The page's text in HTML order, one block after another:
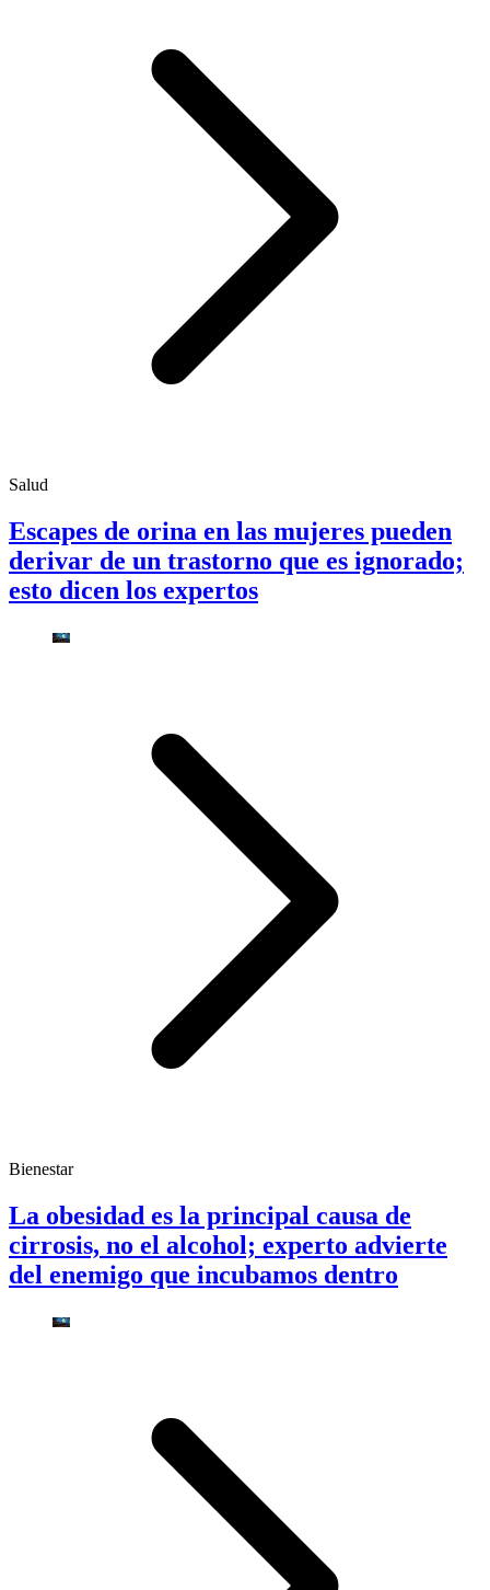
Salud
Escapes de orina en las mujeres pueden
derivar de un trastorno que es ignorado;
esto dicen los expertos
Bienestar
La obesidad es la principal causa de
cirrosis, no el alcohol; experto advierte
del enemigo que incubamos dentro